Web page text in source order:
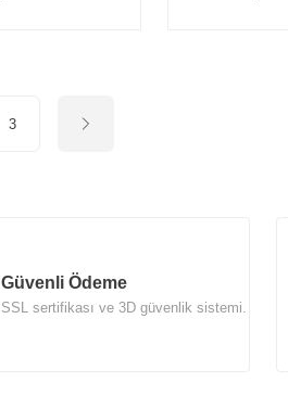
3
Güvenli Ödeme
SSL sertifikası ve 3D güvenlik sistemi.